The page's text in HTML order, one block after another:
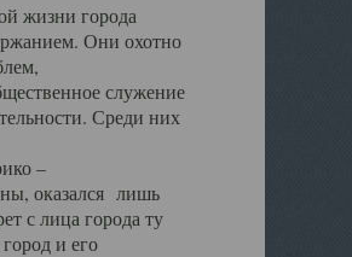
жизни города
Они охотно
служение
Среди них
–
оказался лишь
с лица города ту
и его